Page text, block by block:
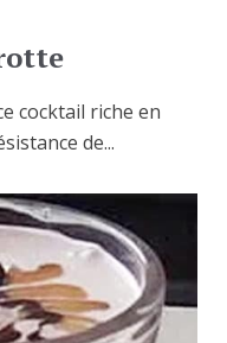
cocktail riche en
de...